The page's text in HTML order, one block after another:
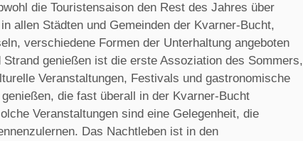
die Touristensaison den Rest des Jahres über
allen Städten und Gemeinden der Kvarner-Bucht,
verschiedene Formen der Unterhaltung angeboten
genießen ist die erste Assoziation des Sommers,
Veranstaltungen, Festivals und gastronomische
die fast überall in der Kvarner-Bucht
Veranstaltungen sind eine Gelegenheit, die
Das Nachtleben ist in den